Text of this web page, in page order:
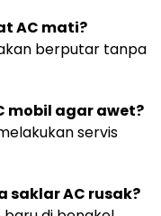
AC mati?
berputar tanpa
mobil agar awet?
servis
saklar AC rusak?